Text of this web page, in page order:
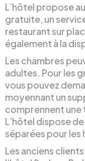
L’hôtel propose
gratuite, un
restaurant sur
également à la
Les chambres
adultes. Pour les
vous pouvez
moyennant un
comprennent une
L’hôtel dispose
séparées pour les
Les anciens